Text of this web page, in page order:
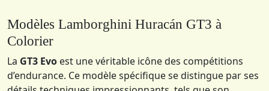
Modèles Lamborghini Huracán GT3 à
Colorier
La GT3 Evo est une véritable icône des compétitions
d’endurance. Ce modèle spécifique se distingue par ses